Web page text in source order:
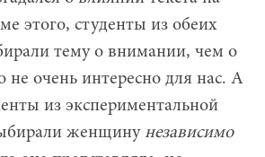
этого, студенты из обеих
тему о внимании, чем о
не очень интересно для нас. А
из экспериментальной
женщину независимо